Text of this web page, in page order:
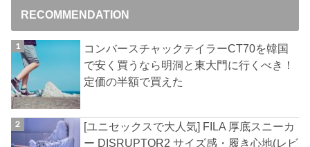
RECOMMENDATION
コンバースチャックテイラーCT70を韓国
で安く買うなら明洞と東大門に行くべき！
定価の半額で買えた
[ユニセックスで大人気] FILA 厚底スニーカ
ー DISRUPTOR2 サイズ感・履き心地(レビ